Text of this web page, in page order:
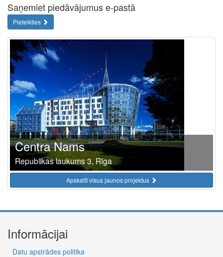
Saņemiet piedāvājumus e-pastā
Pieteikties
Centra Nams
Republikas laukums 3, Rīga
Apskatīt visus jaunos projektus
Informācijai
Datu apstrādes politika